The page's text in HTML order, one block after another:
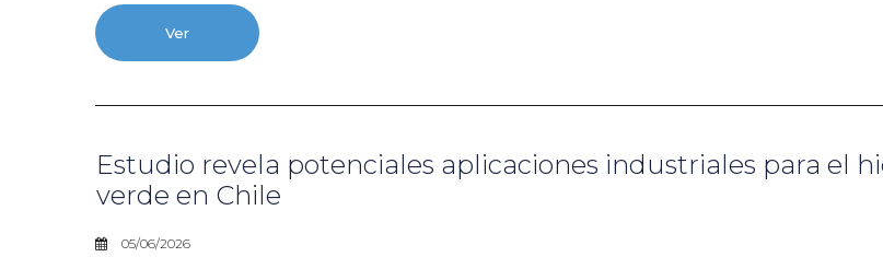
Ver
Estudio revela potenciales aplicaciones industriales para el
verde en Chile
05/06/2026